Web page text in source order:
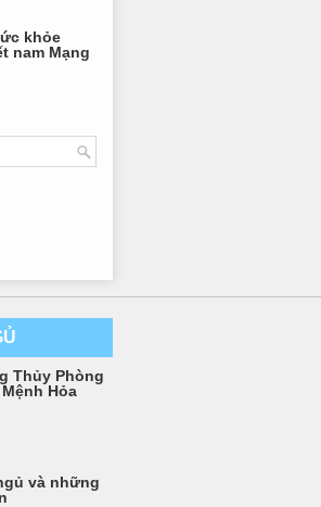
khỏe
nam Mạng
Thủy Phòng
Hỏa
và những